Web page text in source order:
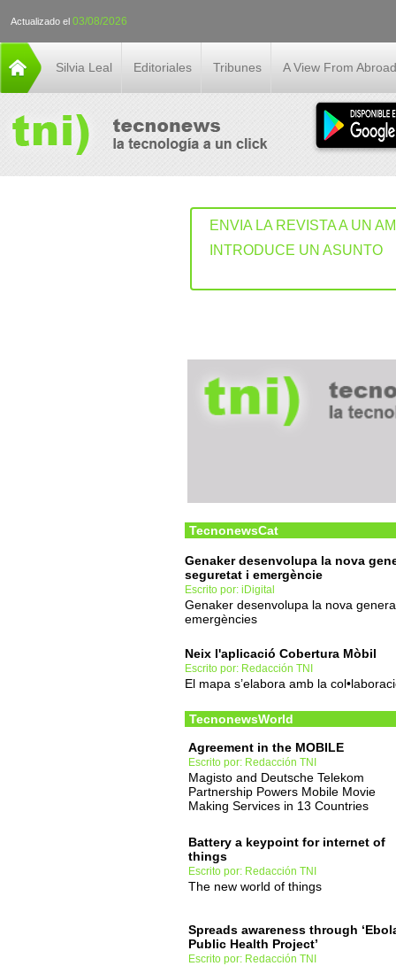
Actualizado el 03/08/2026
Silvia Leal Editoriales Tribunes A View From Abroad
ENVIA LA REVISTA A UN
INTRODUCE UN ASUNTO
TecnonewsCat
Genaker desenvolupa la nova
seguretat i emergèncie
Escrito por: iDigital
Genaker desenvolupa la nova
emergències
Neix l'aplicació Cobertura Mòbil
Escrito por: Redacción TNI
El mapa s’elabora amb la
TecnonewsWorld
Agreement in the MOBILE
Escrito por: Redacción TNI
Magisto and Deutsche Telekom
Partnership Powers Mobile Movie
Making Services in 13 Countries
Battery a keypoint for internet of
things
Escrito por: Redacción TNI
The new world of things
Spreads awareness through
Public Health Project’
Escrito por: Redacción TNI